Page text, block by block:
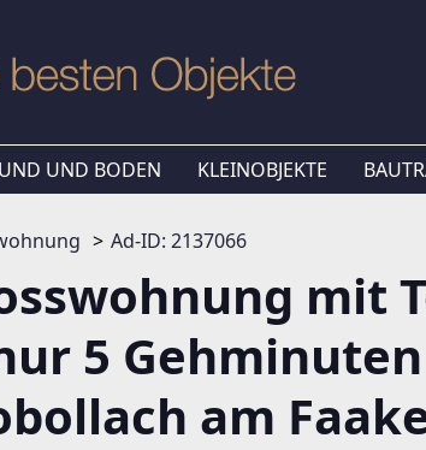
UND BODEN KLEINOBJEKTE
Ad-ID: 2137066
mit
5
am